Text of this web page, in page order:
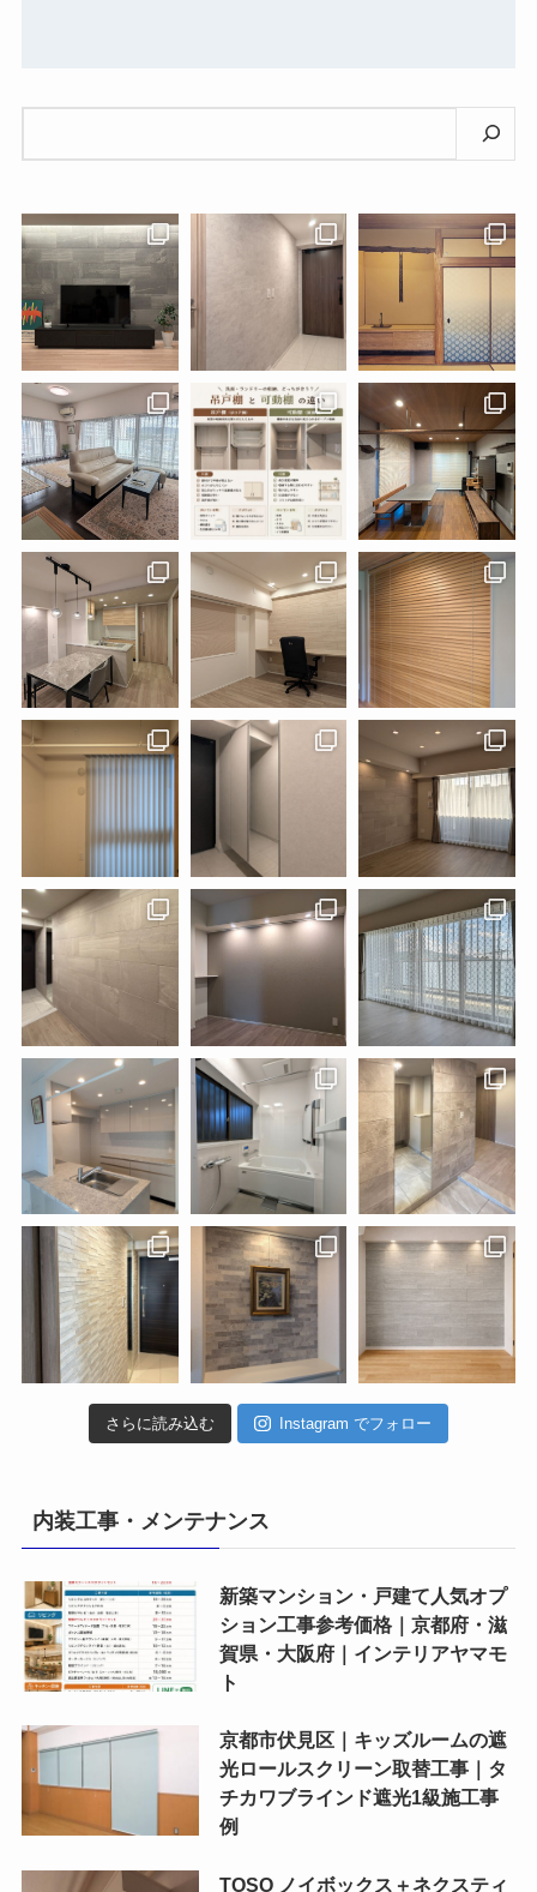
さらに読み込む Instagram でフォロー
内装工事・メンテナンス
新築マンション・戸建て人気オプ
ション工事参考価格｜京都府・滋
賀県・大阪府｜インテリアヤマモ
ト
京都市伏見区｜キッズルームの遮
光ロールスクリーン取替工事｜タ
チカワブラインド遮光1級施工事
例
TOSO ノイボックス＋ネクスティ